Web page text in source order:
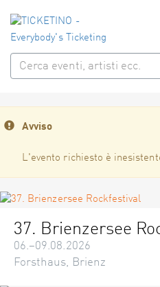
Avviso
L'evento richiesto è
37. Brienzersee
06.–09.08.2026
Forsthaus, Brienz